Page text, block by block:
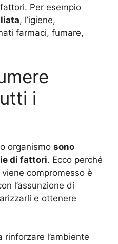
Per esempio
, l’igiene,
farmaci, fumare,
i
organismo sono
di fattori. Ecco perché
compromesso è
l’assunzione di
e ottenere
l’ambiente